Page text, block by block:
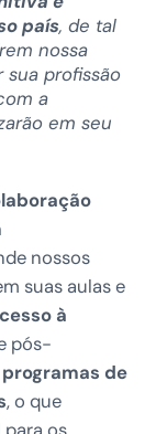
país, de tal
nossa
profissão
a
em seu
nossos
suas aulas e
à
pós-
de
, o que